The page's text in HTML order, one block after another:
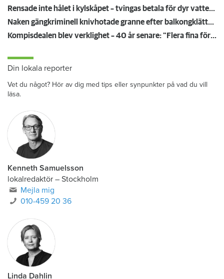
Rensade inte hålet i kylskåpet – tvingas betala för dyr vattenskada
Naken gängkriminell knivhotade granne efter balkongklättring
Kompisdealen blev verklighet – 40 år senare: "Flera fina fördelar med att dela bostad"
Din lokala reporter
Vet du något? Hör av dig med tips eller synpunkter på vad du vill
läsa.
Kenneth Samuelsson
lokalredaktör – Stockholm
Mejla mig
010-459 20 36
Linda Dahlin